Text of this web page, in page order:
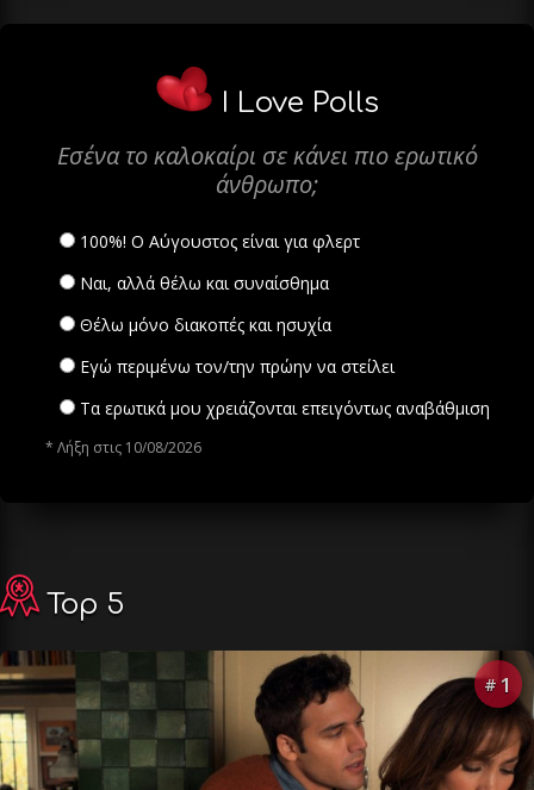
I Love Polls
Εσένα το καλοκαίρι σε κάνει πιο ερωτικό
άνθρωπο;
100%! Ο Αύγουστος είναι για φλερτ
Ναι, αλλά θέλω και συναίσθημα
Θέλω μόνο διακοπές και ησυχία
Εγώ περιμένω τον/την πρώην να στείλει
Τα ερωτικά μου χρειάζονται επειγόντως αναβάθμιση
* Λήξη στις 10/08/2026
Top 5
# 1